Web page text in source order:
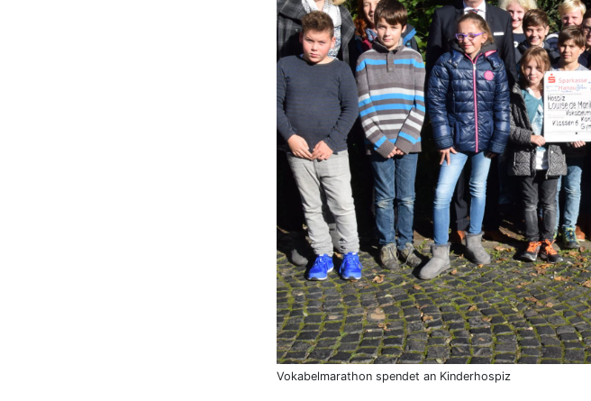
Vokabelmarathon spendet an Kinderhospiz